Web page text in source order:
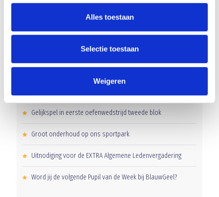
Alles toestaan
Selectie toestaan
Weigeren
RECENT NIEUWS
Gelijkspel in eerste oefenwedstrijd tweede blok
Groot onderhoud op ons sportpark
Uitnodiging voor de EXTRA Algemene Ledenvergadering
Word jij de volgende Pupil van de Week bij BlauwGeel?